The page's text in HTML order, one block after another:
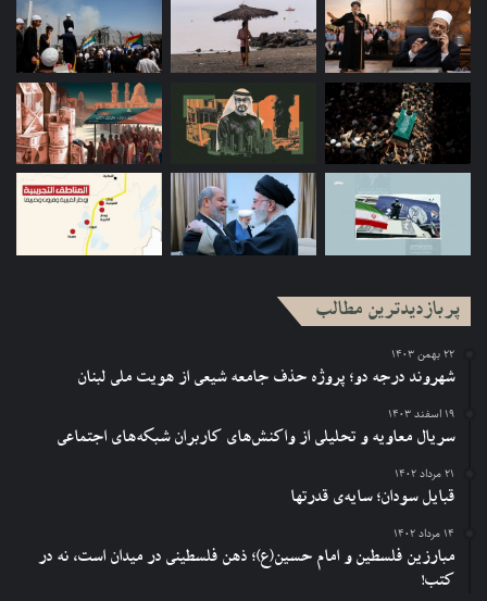
پربازدیدترین مطالب
۲۲ بهمن ۱۴۰۳
شهروند درجه دو؛ پروژه حذف جامعه شیعی از هویت ملی لبنان
۱۹ اسفند ۱۴۰۳
سریال معاویه و تحلیلی از واکنش‌های کاربران شبکه‌های اجتماعی
۲۱ مرداد ۱۴۰۲
قبایل سودان؛ سایه‌ی قدرتها
۱۴ مرداد ۱۴۰۲
مبارزین فلسطین و امام حسین(ع)؛ ذهن فلسطینی در میدان است، نه در
کتب!